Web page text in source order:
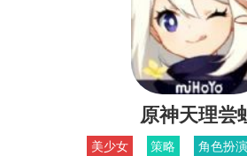
卡牌对战 音乐
挂机养成
原神天理尝
美少女 策略 角色扮演